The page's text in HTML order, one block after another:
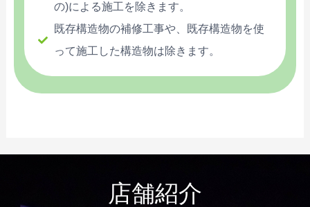
の)による施工を除きます。
既存構造物の補修工事や、既存構造物を使
って施工した構造物は除きます。
店舗紹介